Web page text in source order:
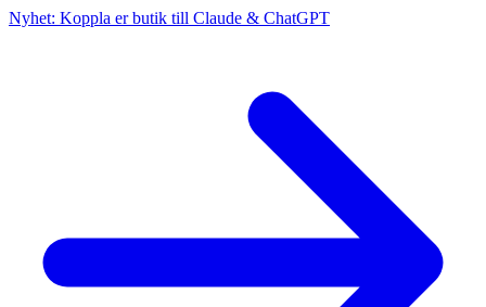
Nyhet: Koppla er butik till Claude & ChatGPT